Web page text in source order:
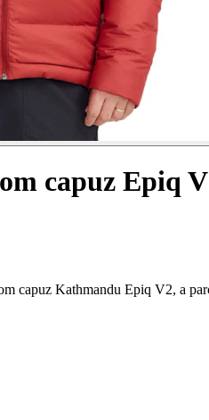
capuz Epiq
capuz Kathmandu Epiq V2, a